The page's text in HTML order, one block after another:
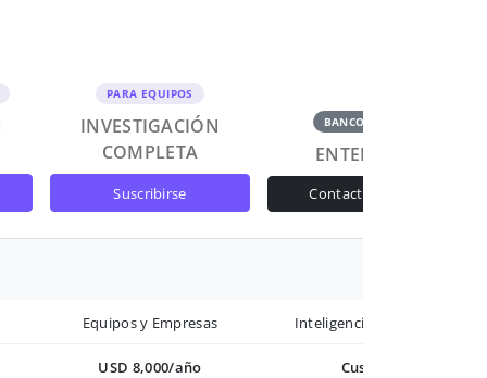
PARA EQUIPOS
INVESTIGACIÓN
COMPLETA
suscribirse
BANCOS Y GOB
ENTERPRISE
contactar ventas
Equipos y Empresas Inteligencia avanzada
USD 8,000/año Custom